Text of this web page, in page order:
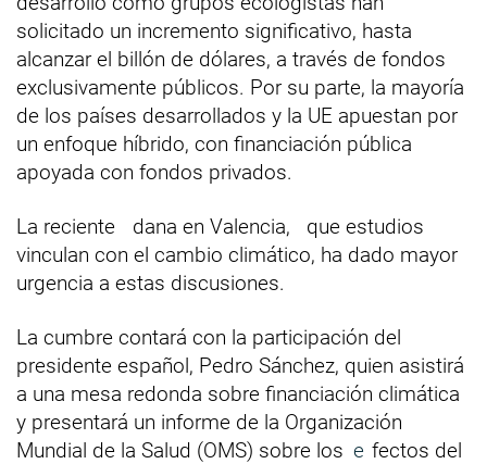
solicitado un incremento significativo, hasta
alcanzar el billón de dólares, a través de fondos
exclusivamente públicos. Por su parte, la mayoría
de los países desarrollados y la UE apuestan por
un enfoque híbrido, con financiación pública
apoyada con fondos privados.
La reciente dana en Valencia,
que estudios
vinculan con el cambio climático, ha dado mayor
urgencia a estas discusiones.
La cumbre contará con la participación del
presidente español, Pedro Sánchez, quien asistirá
a una mesa redonda sobre financiación climática
y presentará un informe de la Organización
Mundial de la Salud (OMS) sobre los e fectos del